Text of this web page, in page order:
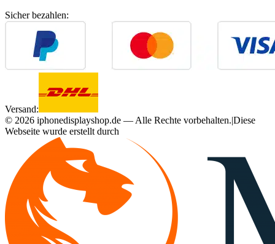
Sicher bezahlen:
Versand:
© 2026 iphonedisplayshop.de — Alle Rechte vorbehalten.|Diese
Webseite wurde erstellt durch